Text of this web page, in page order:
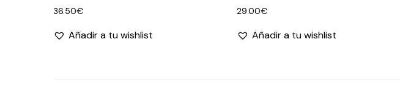
36.50€
Añadir a tu wishlist
29.00€
Añadir a tu wishlist